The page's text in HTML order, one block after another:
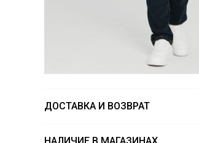
ДОСТАВКА И ВОЗВРАТ
НАЛИЧИЕ В МАГАЗИНАХ